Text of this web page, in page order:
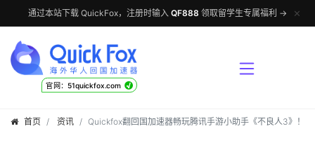
通过本站下载 QuickFox，注册时输入 QF888 领取留学生专属福利 → ✕
官网：51quickfox.com √
首页 资讯 Quickfox翻回国加速器畅玩腾讯手游小助手《不良人3》！